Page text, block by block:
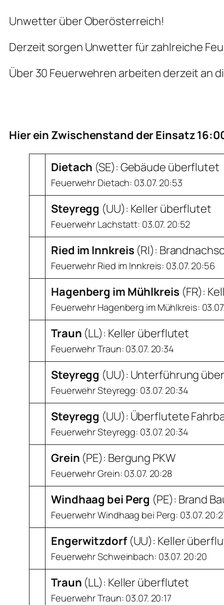
Unwetter über Oberösterreich!
Derzeit sorgen Unwetter für zahlreiche
Über 30 Feuerwehren arbeiten derzeit an
Hier ein Zwischenstand der Einsatz
Dietach (SE): Gebäude überflutet
Feuerwehr Dietach: 03.07. 20:53
Steyregg (UU): Keller überflutet
Feuerwehr Lachstatt: 03.07. 20:52
Ried im Innkreis (RI):
Feuerwehr Ried im Innkreis: 03.07. 20:56
Hagenberg im Mühlkreis (FR):
Feuerwehr Hagenberg im Mühlkreis:
Traun (LL): Keller überflutet
Feuerwehr Traun: 03.07. 20:34
Steyregg (UU): Unterführung
Feuerwehr Steyregg: 03.07. 20:34
Steyregg (UU): Überflutete
Feuerwehr Steyregg: 03.07. 20:34
Grein (PE): Bergung PKW
Feuerwehr Grein: 03.07. 20:28
Windhaag bei Perg (PE): Brand
Feuerwehr Windhaag bei Perg: 03.07.
Engerwitzdorf(UU): Keller
Feuerwehr Schweinbach: 03.07. 20:20
Traun (LL): Keller überflutet
Feuerwehr Traun: 03.07. 20:17